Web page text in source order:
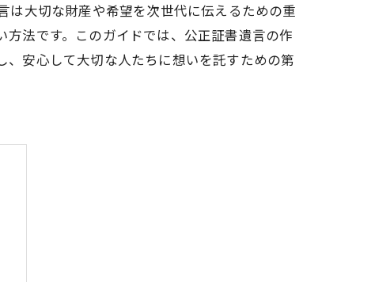
は大切な財産や希望を次世代に伝えるための重
法です。このガイドでは、公正証書遺言の作
安心して大切な人たちに想いを託すための第